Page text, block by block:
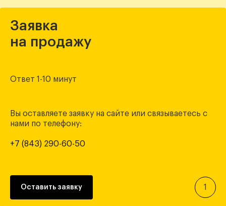
Заявка
на продажу
Ответ 1-10 минут
Вы оставляете заявку на сайте или связываетесь с
нами по телефону:
+7 (843) 290-60-50
Оставить заявку 1